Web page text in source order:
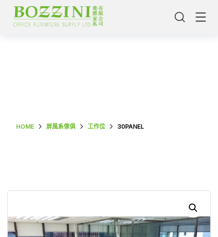
HOME 屏風系傢俱 工作位 30PANEL